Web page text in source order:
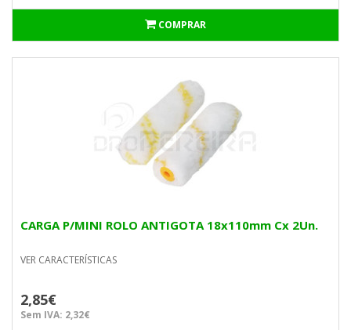
COMPRAR
CARGA P/MINI ROLO ANTIGOTA 18x110mm Cx 2Un.
VER CARACTERÍSTICAS
2,85€
Sem IVA: 2,32€